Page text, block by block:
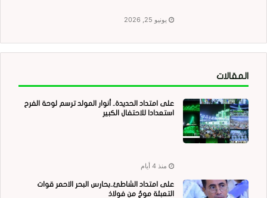
يونيو 25, 2026
المقالات
على امتداد الحديدة.. أنوار المولد ترسم لوحة الفرح
استعدادا للاحتفال الكبير
منذ 4 أيام
على امتداد الشاطئ..بحارس البحر الاحمر قوات
التعبئة موجٌ من فولاذ